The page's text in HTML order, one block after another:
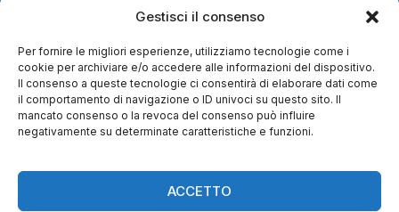
Gestisci il consenso
Per fornire le migliori esperienze, utilizziamo tecnologie come i
cookie per archiviare e/o accedere alle informazioni del dispositivo.
Il consenso a queste tecnologie ci consentirà di elaborare dati come
il comportamento di navigazione o ID univoci su questo sito. Il
mancato consenso o la revoca del consenso può influire
negativamente su determinate caratteristiche e funzioni.
ACCETTO
SEGUICI SUI SOCIAL
CI TROVI ANCHE SU: